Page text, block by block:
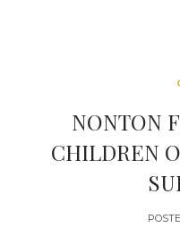
NONTON
CHILDREN